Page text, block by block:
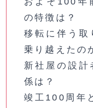
の特徴は？
移転に伴う取
乗り越えたの
新社屋の設計
係は？
竣工100周年